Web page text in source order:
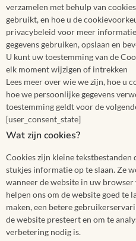
verzamelen met behulp van
gebruikt, en hoe u de
privacybeleid voor meer
gegevens gebruiken, opslaan en
U kunt uw toestemming van de
elk moment wijzigen of intrekken
Lees meer over wie we zijn, hoe u
hoe we persoonlijke gegevens
toestemming geldt voor de
[user_consent_state]
Wat zijn cookies?
Cookies zijn kleine
stukjes informatie op te slaan. Ze
wanneer de website in uw
helpen ons om de website goed te
maken, een betere
de website presteert en om te
verbetering nodig is.